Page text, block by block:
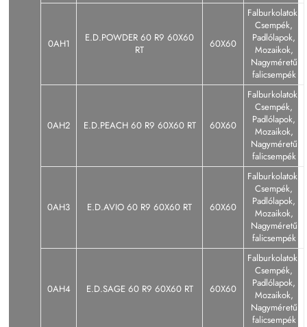
0AH1
E.D.POWDER 60 R9 60X60
RT
60X60
Falburkolatok,
Csempék,
Padlólapok,
Mozaikok,
Nagyméretű
falicsempék
0AH2 E.D.PEACH 60 R9 60X60 RT 60X60
Falburkolatok,
Csempék,
Padlólapok,
Mozaikok,
Nagyméretű
falicsempék
0AH3 E.D.AVIO 60 R9 60X60 RT 60X60
Falburkolatok,
Csempék,
Padlólapok,
Mozaikok,
Nagyméretű
falicsempék
0AH4 E.D.SAGE 60 R9 60X60 RT 60X60
Falburkolatok,
Csempék,
Padlólapok,
Mozaikok,
Nagyméretű
falicsempék